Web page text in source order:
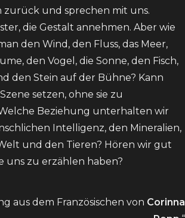
zurück und sprechen mit uns.
die Gestalt annehmen. Aber wie
den Wind, den Fluss, das Meer,
den Vogel, die Sonne, den Fisch,
den Stein auf der Bühne? Kann
setzen, ohne sie zu
Beziehung unterhalten wir
Intelligenz, den Mineralien,
und den Tieren? Hören wir gut
uns zu erzählen haben?
aus dem Französischen von Corinna